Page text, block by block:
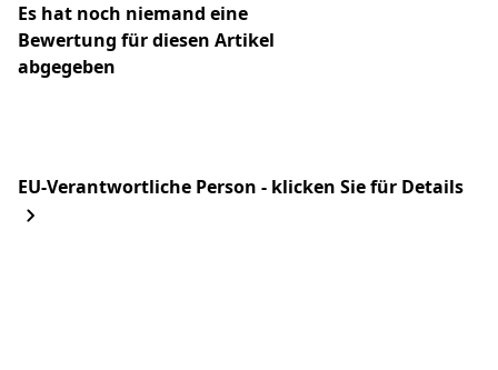
Es hat noch niemand eine
Bewertung für diesen Artikel
abgegeben
EU-Verantwortliche Person - klicken Sie für Details